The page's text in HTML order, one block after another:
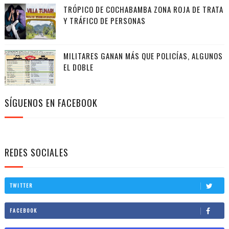
TRÓPICO DE COCHABAMBA ZONA ROJA DE TRATA
Y TRÁFICO DE PERSONAS
MILITARES GANAN MÁS QUE POLICÍAS, ALGUNOS
EL DOBLE
SÍGUENOS EN FACEBOOK
REDES SOCIALES
TWITTER
FACEBOOK